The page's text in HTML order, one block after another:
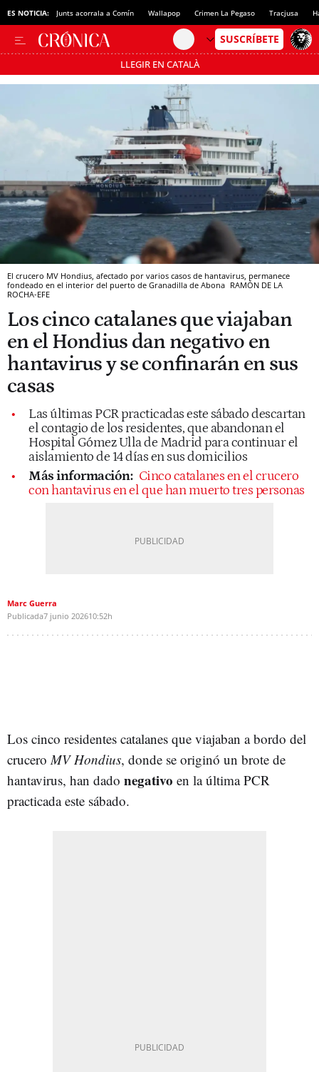
ES NOTICIA: Junts acorrala a Comín Wallapop Crimen La Pegaso Tracjusa
LLEGIR EN CATALÀ
Pásate al MODO AHORRO
El crucero MV Hondius, afectado por varios casos de hantavirus, permanece
fondeado en el interior del puerto de Granadilla de Abona RAMÓN DE LA
ROCHA-EFE
Los cinco catalanes que viajaban
en el Hondius dan negativo en
hantavirus y se confinarán en sus
casas
Las últimas PCR practicadas este sábado descartan
el contagio de los residentes, que abandonan el
Hospital Gómez Ulla de Madrid para continuar el
aislamiento de 14 días en sus domicilios
Más información: Cinco catalanes en el crucero
con hantavirus en el que han muerto tres personas
Marc Guerra
Publicada7 junio 202610:52h
Los cinco residentes catalanes que viajaban a bordo del
crucero MV Hondius, donde se originó un brote de
hantavirus, han dado negativo en la última PCR
practicada este sábado.